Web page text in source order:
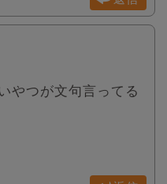
やつが文句言ってる